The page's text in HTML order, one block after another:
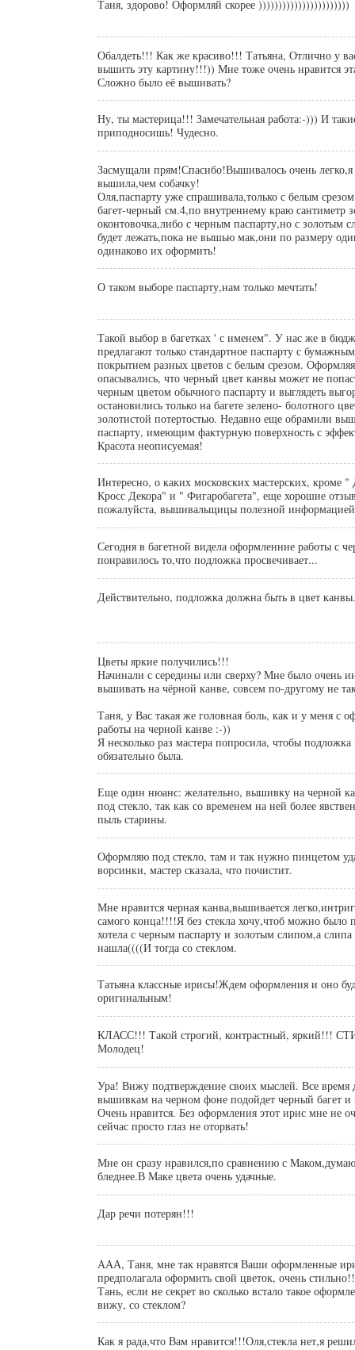
Таня, здорово! Оформляй скорее )))))))))))))))))))))))
Обалдеть!!! Как же красиво!!! Татьяна, Отлично у
вышить эту картину!!!)) Мне тоже очень нравится
Сложно было её вышивать?
Ну, ты мастерица!!! Замечательная работа:-))) И
приподносишь! Чудесно.
Засмущали прям!Спасибо!Вышивалось очень легко,я
вышила,чем собачку!
Оля,паспарту уже спрашивала,только с белым
багет-черный см.4,по внутреннему краю сантиметр
оконтовочка,либо с черным паспарту,но с золотым
будет лежать,пока не вышью мак,они по размеру
одинаково их оформить!
О таком выборе паспарту,нам только мечтать!
Такой выбор в багетках ' с именем". У нас же в
предлагают только стандартное паспарту с
покрытием разных цветов с белым срезом.
опасывались, что черный цвет канвы может не
черным цветом обычного паспарту и выглядеть
остановились только на багете зелено- болотного
золотистой потертостью. Недавно еще обрамили
паспарту, имеющим фактурную поверхность с
Красота неописуемая!
Интересно, о каких московских мастерских, кроме
Кросс Декора" и " Фигаробагета", еще хорошие
пожалуйста, вышивальщицы полезной
Сегодня в багетной видела оформленние работы с
понравилось то,что подложка просвечивает...
Действительно, подложка должна быть в цвет канвы.
Цветы яркие получились!!!
Начинали с середины или сверху? Мне было очень
вышивать на чёрной канве, совсем по-другому не
Таня, у Вас такая же головная боль, как и у меня с
работы на черной канве :-))
Я несколько раз мастера попросила, чтобы
обязательно была.
Еще один нюанс: желательно, вышивку на черной
под стекло, так как со временем на ней более
пыль старины.
Оформляю под стекло, там и так нужно пинцетом
ворсинки, мастер сказала, что почистит.
Мне нравится черная канва,вышивается
самого конца!!!!Я без стекла хочу,чтоб можно было
хотела с черным паспарту и золотым слипом,а
нашла((((И тогда со стеклом.
Татьяна классные ирисы!Ждем оформления и оно
оригинальным!
КЛАСС!!! Такой строгий, контрастный, яркий!!!
Молодец!
Ура! Вижу подтверждение своих мыслей. Все время
вышивкам на черном фоне подойдет черный багет и
Очень нравится. Без оформления этот ирис мне не
сейчас просто глаз не оторвать!
Мне он сразу нравился,по сравнению с
бледнее.В Маке цвета очень удачные.
Дар речи потерян!!!
ААА, Таня, мне так нравятся Ваши оформленные
предполагала оформить свой цветок, очень
Тань, если не секрет во сколько встало такое
вижу, со стеклом?
Как я рада,что Вам нравится!!!Оля,стекла нет,я